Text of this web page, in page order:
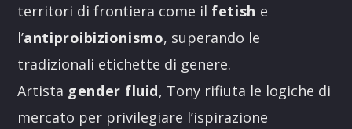
territori di frontiera come il fetish e
l’antiproibizionismo, superando le
tradizionali etichette di genere.
Artista gender fluid, Tony rifiuta le logiche di
mercato per privilegiare l’ispirazione